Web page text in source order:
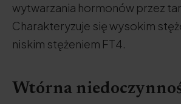
wytwarzania hormonów przez
Charakteryzuje się wysokim
niskim stężeniem FT4.
Wtórna